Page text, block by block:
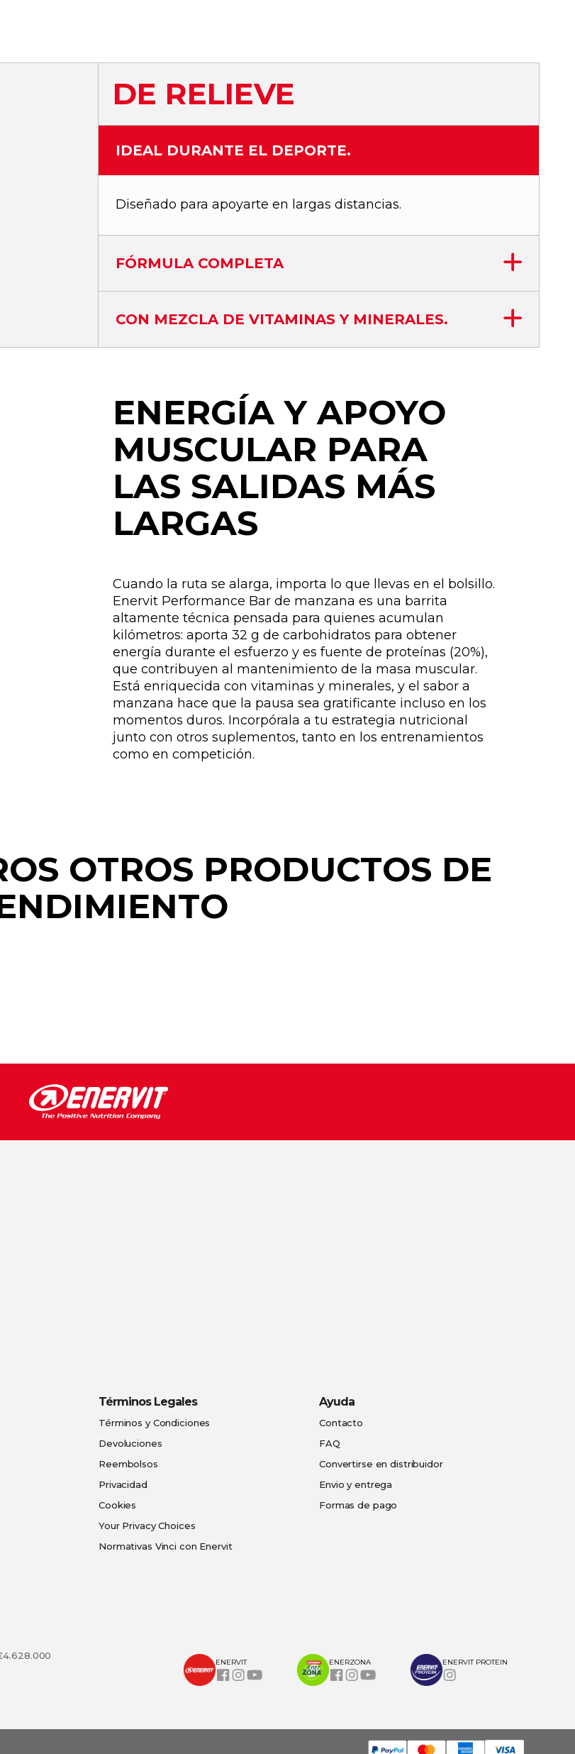
DE RELIEVE
IDEAL DURANTE EL DEPORTE.
Diseñado para apoyarte en largas distancias.
FÓRMULA COMPLETA
CON MEZCLA DE VITAMINAS Y MINERALES.
ENERGÍA Y APOYO
MUSCULAR PARA
LAS SALIDAS MÁS
LARGAS
Cuando la ruta se alarga, importa lo que llevas en el bolsillo.
Enervit Performance Bar de manzana es una barrita
altamente técnica pensada para quienes acumulan
kilómetros: aporta 32 g de carbohidratos para obtener
energía durante el esfuerzo y es fuente de proteínas (20%),
que contribuyen al mantenimiento de la masa muscular.
Está enriquecida con vitaminas y minerales, y el sabor a
manzana hace que la pausa sea gratificante incluso en los
momentos duros. Incorpórala a tu estrategia nutricional
junto con otros suplementos, tanto en los entrenamientos
como en competición.
OTROS PRODUCTOS DE
Términos Legales
Términos y Condiciones
Devoluciones
Reembolsos
Privacidad
Cookies
Your Privacy Choices
Normativas Vinci con Enervit
Ayuda
Contacto
FAQ
Convertirse en distribuidor
Envio y entrega
Formas de pago
ENERVIT ENERZONA ENERVIT PROTEIN